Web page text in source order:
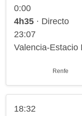
0:00
4h35 · Directo
23:07
Valencia-Estacio
Renfe
18:32